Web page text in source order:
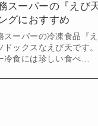
スーパーの『えび
グにおすすめ
スーパーの冷凍食品『
ドックスなえび天です
冷食には珍しい食べ…